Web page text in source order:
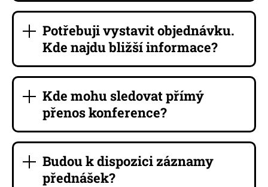
Potřebuji vystavit objednávku.
Kde najdu bližší informace?
Kde mohu sledovat přímý
přenos konference?
Budou k dispozici záznamy
přednášek?